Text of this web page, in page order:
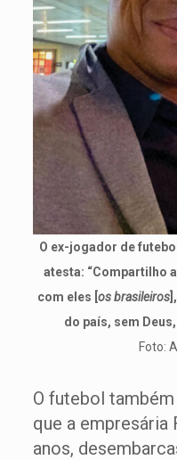
O ex-jogador de
atesta: “Compartilho
com eles [ os brasileiros
do país, sem
Foto:
O futebol
que a empresária
anos,